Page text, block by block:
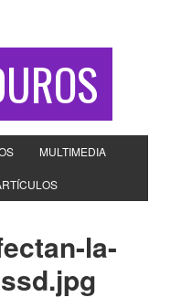
MULTIMEDIA
la-